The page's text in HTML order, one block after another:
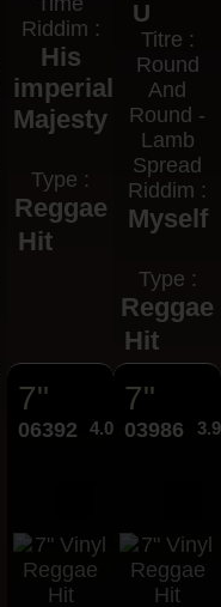
Riddim :
His
imperial
Majesty
Type :
Reggae
Hit
U
Titre :
Round
And
Round -
Lamb
Spread
Riddim :
Myself
Type :
Reggae
Hit
7"
06392 4.00€
7"
03986